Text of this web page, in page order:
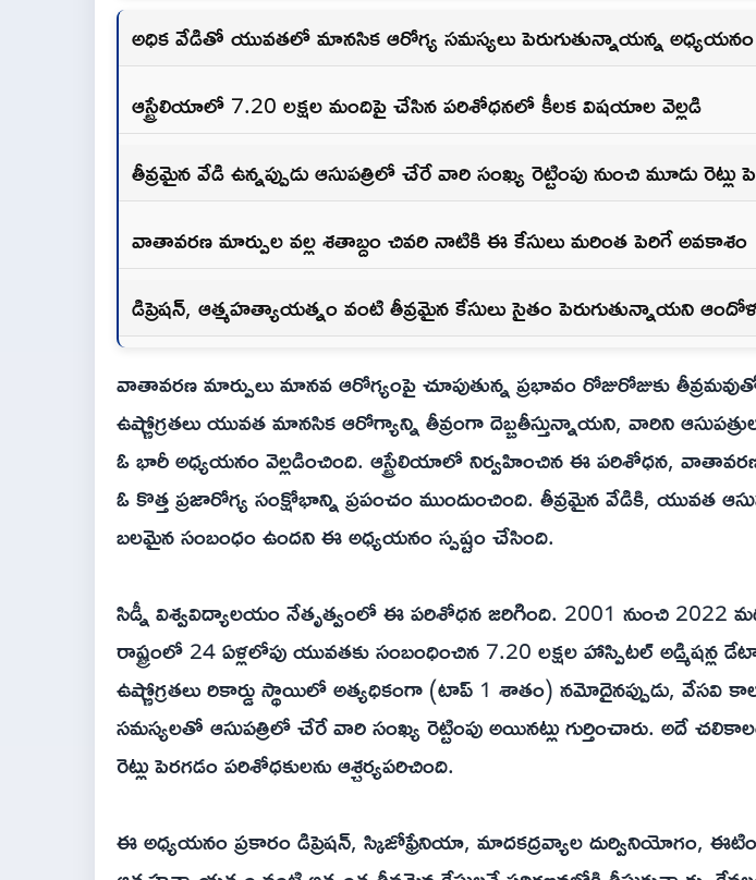
అధిక వేడితో యువతలో మానసిక ఆరోగ్య సమస్యలు పెరుగుతున్నాయన్న‌ అధ్యయనం
ఆస్ట్రేలియాలో 7.20 లక్షల మందిపై చేసిన పరిశోధనలో కీలక విషయాల వెల్లడి
తీవ్రమైన వేడి ఉన్నప్పుడు ఆసుపత్రిలో చేరే వారి సంఖ్య రెట్టింపు నుంచి మూడు రెట్లు
వాతావరణ మార్పుల వల్ల శతాబ్దం చివరి నాటికి ఈ కేసులు మరింత పెరిగే అవకాశం
డిప్రెషన్, ఆత్మహత్యాయత్నం వంటి తీవ్రమైన కేసులు సైతం పెరుగుతున్నాయని
వాతావరణ మార్పులు మానవ ఆరోగ్యంపై చూపుతున్న ప్రభావం రోజురోజుకు
ఉష్ణోగ్రతలు యువత మానసిక ఆరోగ్యాన్ని తీవ్రంగా దెబ్బతీస్తున్నాయని, వారిని
ఓ భారీ అధ్యయనం వెల్లడించింది. ఆస్ట్రేలియాలో నిర్వహించిన ఈ పరిశోధన, వాతావరణ
ఓ కొత్త ప్రజారోగ్య సంక్షోభాన్ని ప్రపంచం ముందుంచింది. తీవ్రమైన వేడికి, యువత
బలమైన సంబంధం ఉందని ఈ అధ్యయనం స్పష్టం చేసింది.
సిడ్నీ విశ్వవిద్యాలయం నేతృత్వంలో ఈ పరిశోధన జరిగింది. 2001 నుంచి 2022
రాష్ట్రంలో 24 ఏళ్లలోపు యువతకు సంబంధించిన 7.20 లక్షల హాస్పిటల్ అడ్మిషన్ల
ఉష్ణోగ్రతలు రికార్డు స్థాయిలో అత్యధికంగా (టాప్ 1 శాతం) నమోదైనప్పుడు, వేసవి
సమస్యలతో ఆసుపత్రిలో చేరే వారి సంఖ్య రెట్టింపు అయినట్లు గుర్తించారు. అదే
రెట్లు పెరగడం పరిశోధకులను ఆశ్చర్యపరిచింది.
ఈ అధ్యయనం ప్రకారం డిప్రెషన్, స్కిజోఫ్రేనియా, మాదకద్రవ్యాల దుర్వినియోగం,